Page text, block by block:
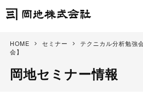
HOME セミナー
テクニカル分析勉強
会】
岡地セミナー情報